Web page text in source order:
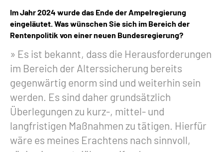
Im Jahr 2024 wurde das Ende der Ampelregierung
eingeläutet. Was wünschen Sie sich im Bereich der
Rentenpolitik von einer neuen Bundesregierung?
Es ist bekannt, dass die Herausforderungen
im Bereich der Alterssicherung bereits
gegenwärtig enorm sind und weiterhin sein
werden. Es sind daher grundsätzlich
Überlegungen zu kurz-, mittel- und
langfristigen Maßnahmen zu tätigen. Hierfür
wäre es meines Erachtens nach sinnvoll,